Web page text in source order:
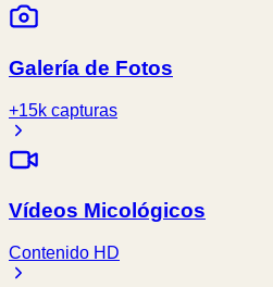
Galería de Fotos
+15k capturas
Vídeos Micológicos
Contenido HD